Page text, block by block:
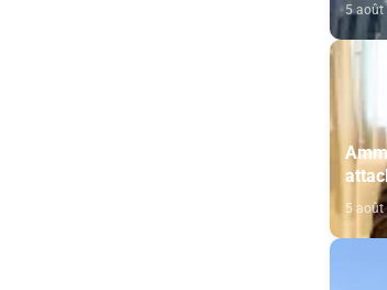
5 août
5 août